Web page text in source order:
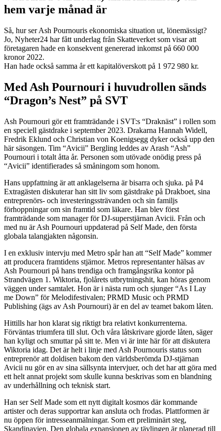
hem varje månad är
Så, hur ser Ash Pournouris ekonomiska situation ut, lönemässigt?
Jo, Nyheter24 har fått underlag från Skatteverket som visar att
företagaren hade en konsekvent genererad inkomst på 660 000
kronor 2022.
Han hade också samma år ett kapitalöverskott på 1 972 980 kr.
Med Ash Pournouri i huvudrollen sänds
“Dragon’s Nest” på SVT
Ash Pournouri gör ett framträdande i SVT:s “Draknäst” i rollen som
en speciell gästdrake i september 2023. Drakarna Hannah Widell,
Fredrik Eklund och Christian von Koenigsegg dyker också upp den
här säsongen. Tim “Avicii” Bergling leddes av Arash “Ash”
Pournouri i totalt åtta år. Personen som utövade onödig press på
“Avicii” identifierades så småningom som honom.
Hans uppfattning är att anklagelserna är bisarra och sjuka. på P4
Extragästen diskuterar han sitt liv som gästdrake på Drakboet, sina
entreprenörs- och investeringssträvanden och sin familjs
förhoppningar om sin framtid som läkare. Han blev först
framträdande som manager för DJ-superstjärnan Avicii. Från och
med nu är Ash Pournouri uppdaterad på Self Made, den första
globala talangjakten någonsin.
I en exklusiv intervju med Metro spår han att “Self Made” kommer
att producera framtidens stjärnor. Metros representanter hälsas av
Ash Pournouri på hans trendiga och framgångsrika kontor på
Strandvägen 1. Wiktoria, fjolårets utbrytningshit, kan höras genom
väggen under samtalet. Hon är i nästa rum och sjunger “As I Lay
me Down” för Melodifestivalen; PRMD Music och PRMD
Publishing (ägs av Ash Pournouri) är en del av teamet bakom låten.
Hittills har hon klarat sig riktigt bra relativt konkurrenterna.
Förväntas triumfera till slut. Och våra låtskrivare gjorde låten, säger
han kyligt och smuttar på sitt te. Men vi är inte här för att diskutera
Wiktoria idag. Det är helt i linje med Ash Pournouris status som
entreprenör att doldisen bakom den världsberömda DJ-stjärnan
Avicii nu gör en av sina sällsynta intervjuer, och det har att göra med
ett helt annat projekt som skulle kunna beskrivas som en blandning
av underhållning och teknisk start.
Han ser Self Made som ett nytt digitalt kosmos där kommande
artister och deras supportrar kan ansluta och frodas. Plattformen är
nu öppen för intresseanmälningar. Som ett preliminärt steg,
Skandinavien. Den globala expansionen av tävlingen är planerad till